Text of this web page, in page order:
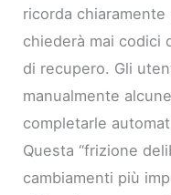
ricorda
chiederà mai codici
di recupero. Gli
manualmente
completarle
Questa “frizione
cambiamenti più